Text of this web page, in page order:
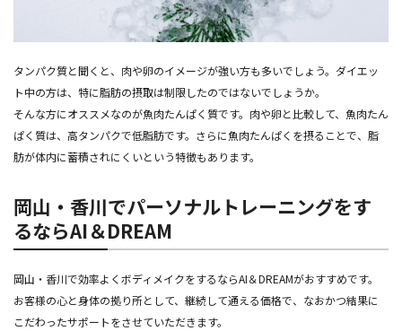
タンパク質と聞くと、肉や卵のイメージが強い方も多いでしょう。ダイエッ
ト中の方は、特に脂肪の摂取は制限したのではないでしょうか。
そんな方にオススメなのが魚肉たんぱく質です。肉や卵と比較して、魚肉たん
ぱく質は、高タンパクで低脂肪です。さらに魚肉たんぱくを摂ることで、脂
肪が体内に蓄積されにくいという特徴もあります。
岡山・香川でパーソナルトレーニングをす
るならAI＆DREAM
岡山・香川で効率よくボディメイクをするならAI＆DREAMがおすすめです。
お客様の心と身体の拠り所として、継続して通える価格で、なおかつ結果に
こだわったサポートをさせていただきます。